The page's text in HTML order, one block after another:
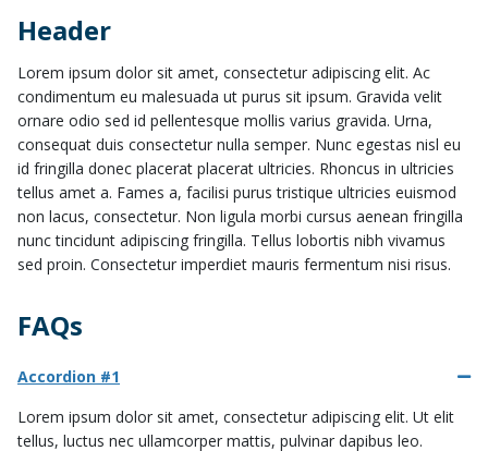
Header
Lorem ipsum dolor sit amet, consectetur adipiscing elit. Ac
condimentum eu malesuada ut purus sit ipsum. Gravida velit
ornare odio sed id pellentesque mollis varius gravida. Urna,
consequat duis consectetur nulla semper. Nunc egestas nisl eu
id fringilla donec placerat placerat ultricies. Rhoncus in ultricies
tellus amet a. Fames a, facilisi purus tristique ultricies euismod
non lacus, consectetur. Non ligula morbi cursus aenean fringilla
nunc tincidunt adipiscing fringilla. Tellus lobortis nibh vivamus
sed proin. Consectetur imperdiet mauris fermentum nisi risus.
FAQs
Accordion #1
Lorem ipsum dolor sit amet, consectetur adipiscing elit. Ut elit
tellus, luctus nec ullamcorper mattis, pulvinar dapibus leo.